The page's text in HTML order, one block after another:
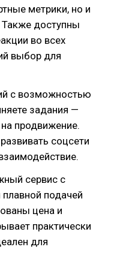
метрики, но и
доступны
во всех
выбор для
с возможностью
задания —
на продвижение.
соцсети
сервис с
подачей
цена и
практически
для